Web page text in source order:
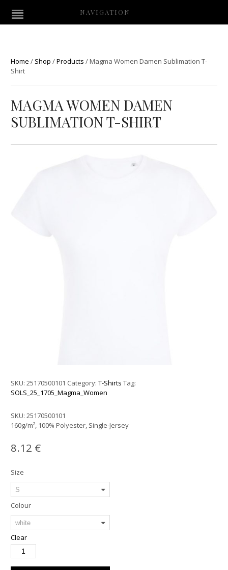
NAVIGATION
Home / Shop /Products /Magma Women Damen Sublimation T-
Shirt
MAGMA WOMEN DAMEN
SUBLIMATION T-SHIRT
SKU:25170500101 Category:T-Shirts Tag:
SOLS_25_1705_Magma_Women
SKU:25170500101
160g/m², 100% Polyester, Single-Jersey
8.12 €
Size
Colour
Clear